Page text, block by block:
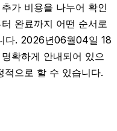
가 비용을 나누어 확인
완료까지 어떤 순서로
다. 2026년06월04일 18
확하게 안내되어 있으
적으로 할 수 있습니다.